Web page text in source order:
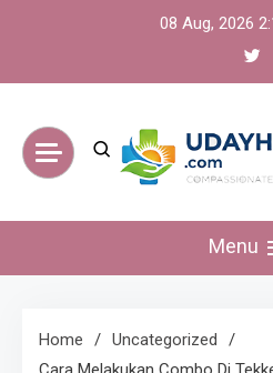
08 Aug, 2026
gaming
Menu
Home
Uncategorized